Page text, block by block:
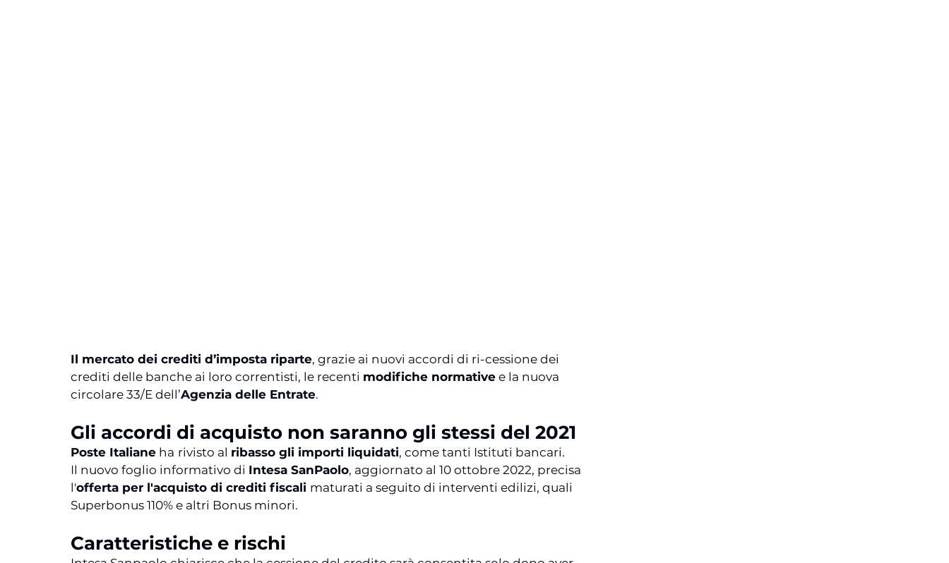
Il mercato dei crediti d’imposta riparte, grazie ai nuovi accordi di ri-cessione dei
crediti delle banche ai loro correntisti, le recenti modifiche normative e la nuova
circolare 33/E dell’Agenzia delle Entrate.
Gli accordi di acquisto non saranno gli stessi del 2021
Poste Italiane ha rivisto al ribasso gli importi liquidati, come tanti Istituti bancari.
Il nuovo foglio informativo di Intesa SanPaolo, aggiornato al 10 ottobre 2022, precisa
l'offerta per l'acquisto di crediti fiscali maturati a seguito di interventi edilizi, quali
Superbonus 110% e altri Bonus minori.
Caratteristiche e rischi